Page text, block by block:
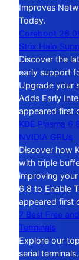
Improves
Today.
Coreboot
Strix Halo
Discover the
early support
Upgrade your
Adds Early
appeared first
KDE Plasma
NVIDIA GPUs
Discover how
with triple
improving your
6.8 to Enable
appeared first
7 Best Free
Terminals
Explore our
serial